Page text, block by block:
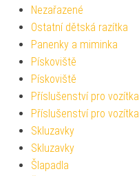
Nezařazené
Ostatní dětská razítka
Panenky a miminka
Pískoviště
Pískoviště
Příslušenství pro vozítka
Příslušenství pro vozítka
Skluzavky
Skluzavky
Šlapadla